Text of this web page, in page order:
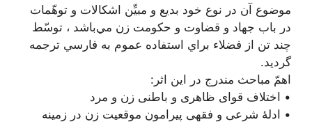
موضوع‌ آن در نوع‌ خود بديع‌ و مبيِّن‌ اشكالات‌ و توهّمات‌
در باب‌ جهاد و قضاوت‌ و حكومت‌ زن‌ مي‌باشد ، توسّط‌
چند تن از فضلاء براي‌ استفاده عموم‌ به‌ فارسي‌ ترجمه‌
گرديد.
اهمّ مباحث مندرج در این اثر:
• اختلاف قوای ظاهری و باطنی زن و مرد
• ادلۀ شرعی و فقهی پیرامون موقعیت زن در زمینه